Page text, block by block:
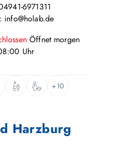
6971311
info@holab.de
Öffnet morgen
Uhr
+10
Harzburg